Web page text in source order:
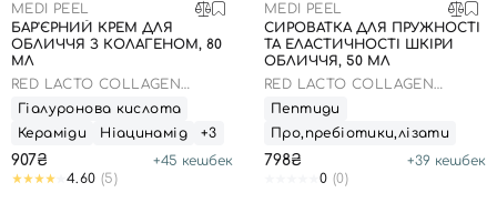
MEDI PEEL
БАР'ЄРНИЙ КРЕМ ДЛЯ
ОБЛИЧЧЯ З КОЛАГЕНОМ, 80
МЛ
RED LACTO COLLAGEN
CREAM
Гіалуронова кислота
Кераміди
Ніацинамід +3
907₴ +45 кешбек
4.60 (5)
MEDI PEEL
СИРОВАТКА ДЛЯ ПРУЖНОСТІ
ТА ЕЛАСТИЧНОСТІ ШКІРИ
ОБЛИЧЧЯ, 50 МЛ
RED LACTO COLLAGEN
TIGHTENING AMPOULE
Пептиди
Про,пребіотики,лізати
798₴ +39 кешбек
0 (0)